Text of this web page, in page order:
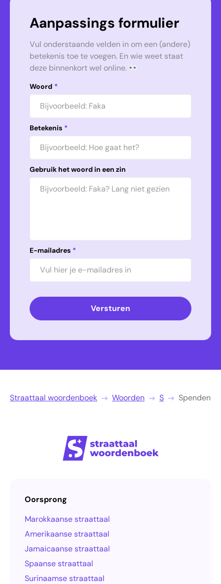
Aanpassings formulier
Vul onderstaande velden in om een (andere)
betekenis toe te voegen. En wie weet staat
deze binnenkort wel online.
Woord *
Betekenis *
Gebruik het woord in een zin
E-mailadres *
Versturen
Straattaal woordenboek Woorden S Spenden
Oorsprong
Marokkaanse straattaal
Amerikaanse straattaal
Jamaicaanse straattaal
Spaanse straattaal
Surinaamse straattaal